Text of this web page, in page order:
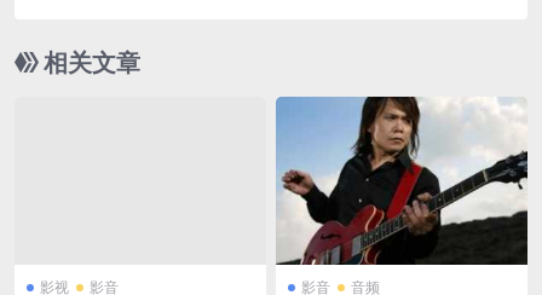
字[MP4/17.59GB]云网盘下载
相关文章
影视 影音 影音 音频